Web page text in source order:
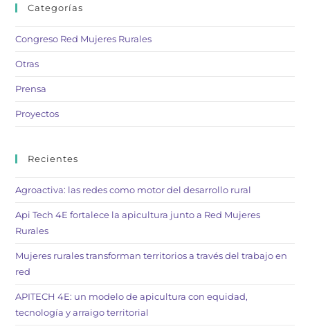
Categorías
Congreso Red Mujeres Rurales
Otras
Prensa
Proyectos
Recientes
Agroactiva: las redes como motor del desarrollo rural
Api Tech 4E fortalece la apicultura junto a Red Mujeres
Rurales
Mujeres rurales transforman territorios a través del trabajo en
red
APITECH 4E: un modelo de apicultura con equidad,
tecnología y arraigo territorial